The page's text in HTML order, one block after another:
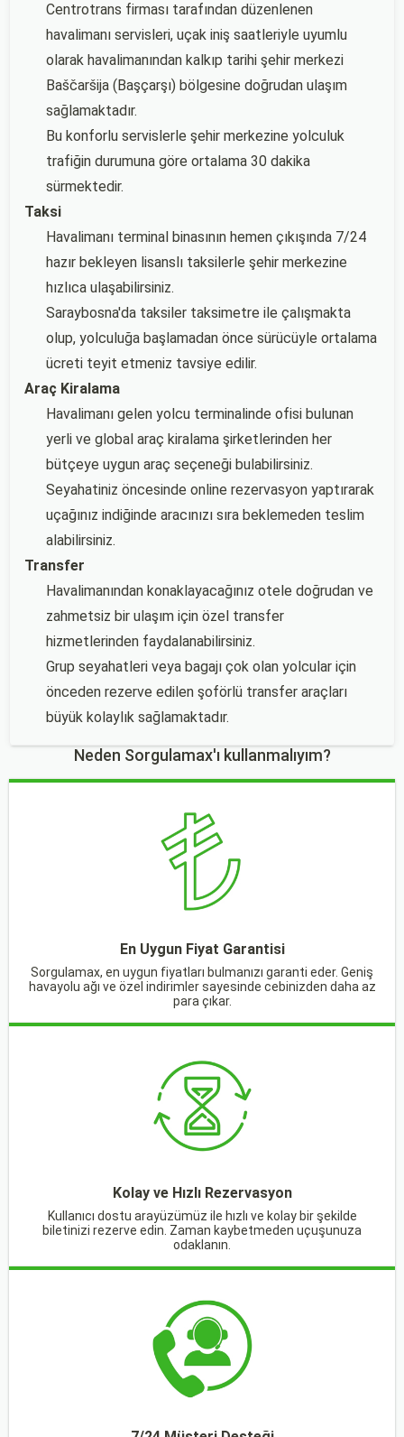
Centrotrans firması tarafından düzenlenen
havalimanı servisleri, uçak iniş saatleriyle uyumlu
olarak havalimanından kalkıp tarihi şehir merkezi
Baščaršija (Başçarşı) bölgesine doğrudan ulaşım
sağlamaktadır.
Bu konforlu servislerle şehir merkezine yolculuk
trafiğin durumuna göre ortalama 30 dakika
sürmektedir.
Taksi
Havalimanı terminal binasının hemen çıkışında 7/24
hazır bekleyen lisanslı taksilerle şehir merkezine
hızlıca ulaşabilirsiniz.
Saraybosna'da taksiler taksimetre ile çalışmakta
olup, yolculuğa başlamadan önce sürücüyle ortalama
ücreti teyit etmeniz tavsiye edilir.
Araç Kiralama
Havalimanı gelen yolcu terminalinde ofisi bulunan
yerli ve global araç kiralama şirketlerinden her
bütçeye uygun araç seçeneği bulabilirsiniz.
Seyahatiniz öncesinde online rezervasyon yaptırarak
uçağınız indiğinde aracınızı sıra beklemeden teslim
alabilirsiniz.
Transfer
Havalimanından konaklayacağınız otele doğrudan ve
zahmetsiz bir ulaşım için özel transfer
hizmetlerinden faydalanabilirsiniz.
Grup seyahatleri veya bagajı çok olan yolcular için
önceden rezerve edilen şoförlü transfer araçları
büyük kolaylık sağlamaktadır.
Neden Sorgulamax'ı kullanmalıyım?
En Uygun Fiyat Garantisi
Sorgulamax, en uygun fiyatları bulmanızı garanti eder. Geniş
havayolu ağı ve özel indirimler sayesinde cebinizden daha az
para çıkar.
Kolay ve Hızlı Rezervasyon
Kullanıcı dostu arayüzümüz ile hızlı ve kolay bir şekilde
biletinizi rezerve edin. Zaman kaybetmeden uçuşunuza
odaklanın.